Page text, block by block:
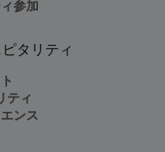
参加
タリティ
ティ
ンス